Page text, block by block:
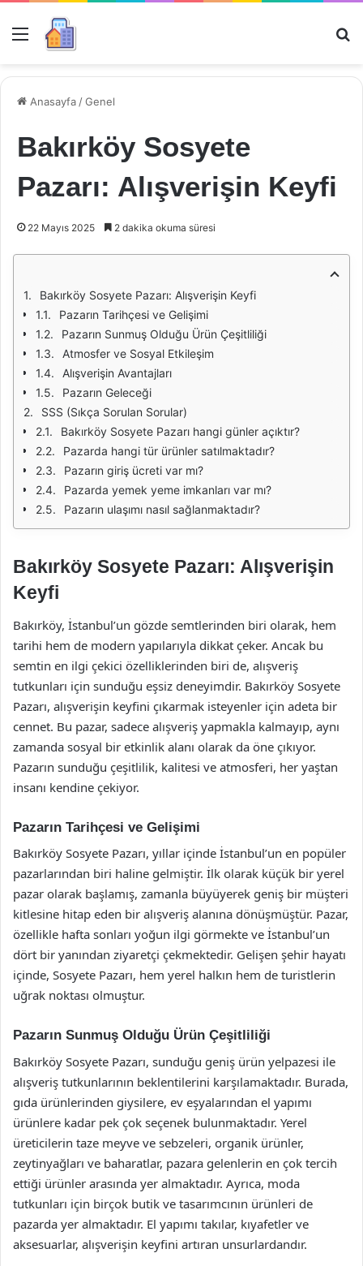
Menü
Anasayfa /Genel
Bakırköy Sosyete
Pazarı: Alışverişin Keyfi
22 Mayıs 2025 2 dakika okuma süresi
Bakırköy Sosyete Pazarı: Alışverişin Keyfi
Pazarın Tarihçesi ve Gelişimi
Pazarın Sunmuş Olduğu Ürün Çeşitliliği
Atmosfer ve Sosyal Etkileşim
Alışverişin Avantajları
Pazarın Geleceği
SSS (Sıkça Sorulan Sorular)
Bakırköy Sosyete Pazarı hangi günler açıktır?
Pazarda hangi tür ürünler satılmaktadır?
Pazarın giriş ücreti var mı?
Pazarda yemek yeme imkanları var mı?
Pazarın ulaşımı nasıl sağlanmaktadır?
Bakırköy Sosyete Pazarı: Alışverişin
Keyfi
Bakırköy, İstanbul’un gözde semtlerinden biri olarak, hem
tarihi hem de modern yapılarıyla dikkat çeker. Ancak bu
semtin en ilgi çekici özelliklerinden biri de, alışveriş
tutkunları için sunduğu eşsiz deneyimdir. Bakırköy Sosyete
Pazarı, alışverişin keyfini çıkarmak isteyenler için adeta bir
cennet. Bu pazar, sadece alışveriş yapmakla kalmayıp, aynı
zamanda sosyal bir etkinlik alanı olarak da öne çıkıyor.
Pazarın sunduğu çeşitlilik, kalitesi ve atmosferi, her yaştan
insanı kendine çekiyor.
Pazarın Tarihçesi ve Gelişimi
Bakırköy Sosyete Pazarı, yıllar içinde İstanbul’un en popüler
pazarlarından biri haline gelmiştir. İlk olarak küçük bir yerel
pazar olarak başlamış, zamanla büyüyerek geniş bir müşteri
kitlesine hitap eden bir alışveriş alanına dönüşmüştür. Pazar,
özellikle hafta sonları yoğun ilgi görmekte ve İstanbul’un
dört bir yanından ziyaretçi çekmektedir. Gelişen şehir hayatı
içinde, Sosyete Pazarı, hem yerel halkın hem de turistlerin
uğrak noktası olmuştur.
Pazarın Sunmuş Olduğu Ürün Çeşitliliği
Bakırköy Sosyete Pazarı, sunduğu geniş ürün yelpazesi ile
alışveriş tutkunlarının beklentilerini karşılamaktadır. Burada,
gıda ürünlerinden giysilere, ev eşyalarından el yapımı
ürünlere kadar pek çok seçenek bulunmaktadır. Yerel
üreticilerin taze meyve ve sebzeleri, organik ürünler,
zeytinyağları ve baharatlar, pazara gelenlerin en çok tercih
ettiği ürünler arasında yer almaktadır. Ayrıca, moda
tutkunları için birçok butik ve tasarımcının ürünleri de
pazarda yer almaktadır. El yapımı takılar, kıyafetler ve
aksesuarlar, alışverişin keyfini artıran unsurlardandır.